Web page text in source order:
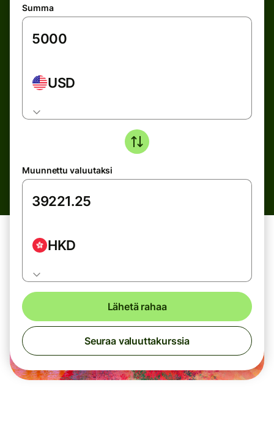
Summa
USD
Muunnettu valuutaksi
HKD
Lähetä rahaa
Seuraa valuuttakurssia